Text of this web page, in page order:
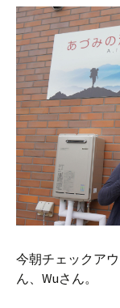
今朝チェックア
ん、Wuさん。